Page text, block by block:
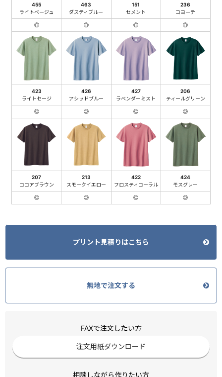
455
ライトベージュ
◎
463
ダスティブルー
◎
151
セメント
◎
236
コヨーテ
◎
423
ライトセージ
◎
426
アシッドブルー
◎
427
ラベンダーミスト
◎
206
ティールグリーン
◎
207
ココアブラウン
◎
213
スモークイエロー
◎
422
フロスティコーラル
◎
424
モスグレー
◎
プリント見積りはこちら
無地で注文する
FAXで注文したい方
注文用紙ダウンロード
相談しながら作りたい方